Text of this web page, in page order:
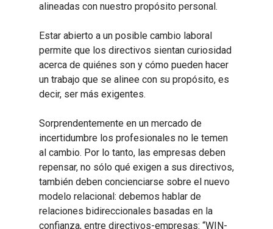
alineadas con nuestro propósito personal.
Estar abierto a un posible cambio laboral
permite que los directivos sientan curiosidad
acerca de quiénes son y cómo pueden hacer
un trabajo que se alinee con su propósito, es
decir, ser más exigentes.
Sorprendentemente en un mercado de
incertidumbre los profesionales no le temen
al cambio. Por lo tanto, las empresas deben
repensar, no sólo qué exigen a sus directivos,
también deben concienciarse sobre el nuevo
modelo relacional: debemos hablar de
relaciones bidireccionales basadas en la
confianza, entre directivos-empresas: “WIN-